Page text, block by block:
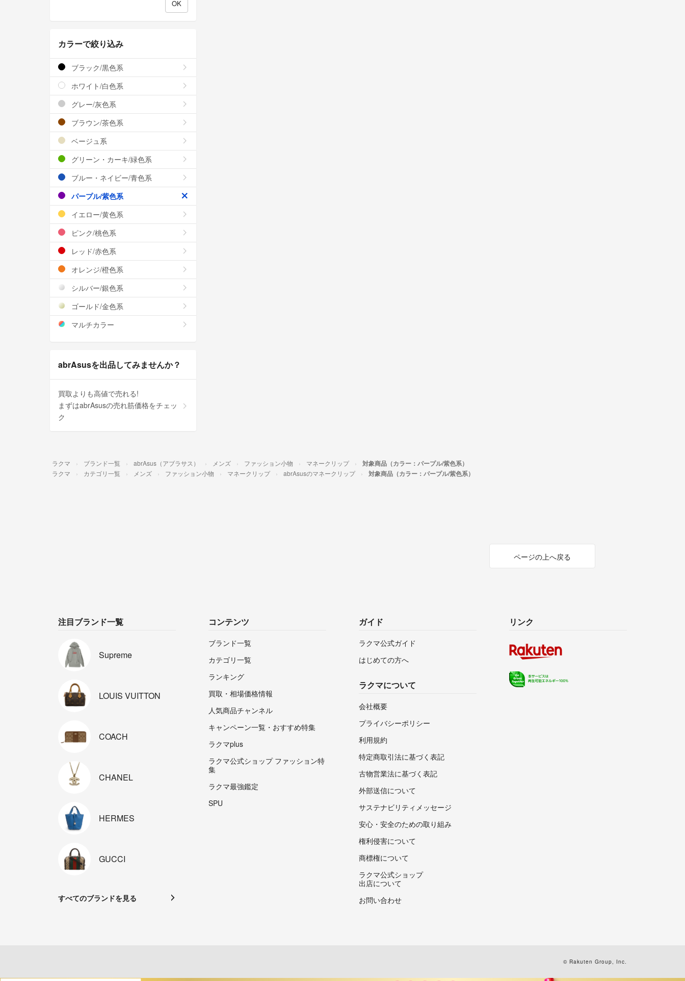
カラーで絞り込み
ブラック/黒色系
ホワイト/白色系
グレー/灰色系
ブラウン/茶色系
ベージュ系
グリーン・カーキ/緑色系
ブルー・ネイビー/青色系
パープル/紫色系
イエロー/黄色系
ピンク/桃色系
レッド/赤色系
オレンジ/橙色系
シルバー/銀色系
ゴールド/金色系
マルチカラー
abrAsusを出品してみませんか？
買取よりも高値で売れる!
まずはabrAsusの売れ筋価格をチェッ
ク
ラクマ ブランド一覧 abrAsus（アブラサス） メンズ ファッション小物 マネークリップ 対象商品（カラー：パープル/紫色系）
ラクマ カテゴリ一覧 メンズ ファッション小物 マネークリップ abrAsusのマネークリップ 対象商品（カラー：パープル/紫色系）
ページの上へ戻る
注目ブランド一覧
Supreme
LOUIS VUITTON
COACH
CHANEL
HERMES
GUCCI
すべてのブランドを見る
コンテンツ
ブランド一覧
カテゴリ一覧
ランキング
買取・相場価格情報
人気商品チャンネル
キャンペーン一覧・おすすめ特集
ラクマplus
ラクマ公式ショップ ファッション特
集
ラクマ最強鑑定
SPU
ガイド
ラクマ公式ガイド
はじめての方へ
ラクマについて
会社概要
プライバシーポリシー
利用規約
特定商取引法に基づく表記
古物営業法に基づく表記
外部送信について
サステナビリティメッセージ
安心・安全のための取り組み
権利侵害について
商標権について
ラクマ公式ショップ
出店について
お問い合わせ
リンク
© Rakuten Group, Inc.